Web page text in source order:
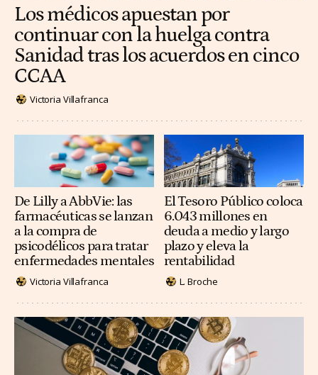
Los médicos apuestan por
continuar con la huelga contra
Sanidad tras los acuerdos en cinco
CCAA
Victoria Villafranca
De Lilly a AbbVie: las
farmacéuticas se lanzan
a la compra de
psicodélicos para tratar
enfermedades mentales
Victoria Villafranca
El Tesoro Público coloca
6.043 millones en
deuda a medio y largo
plazo y eleva la
rentabilidad
L. Broche